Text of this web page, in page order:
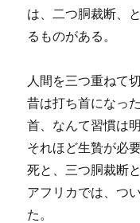
は、二つ胴裁断、
るものがある。
人間を三つ重ねて
昔は打ち首になっ
首、なんて習慣は
それほど生贄が必
死と、三つ胴裁断
アフリカでは、つ
た。